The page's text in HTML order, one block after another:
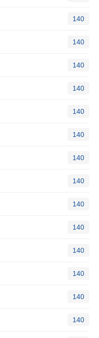
140
140
140
140
140
140
140
140
140
140
140
140
140
140